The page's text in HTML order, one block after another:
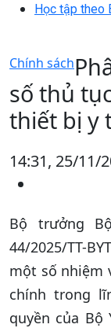
Học tập theo
Chính sách
số thủ
thiết bị y
14:31, 25/11/
Bộ trưởng
44/2025/TT-
một số nhiệm
chính trong
quyền của Bộ